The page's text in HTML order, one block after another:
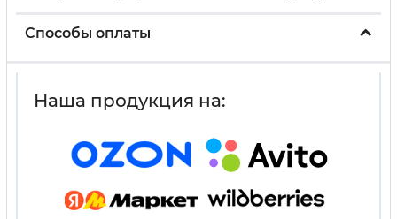
Способы оплаты
Наша продукция на: